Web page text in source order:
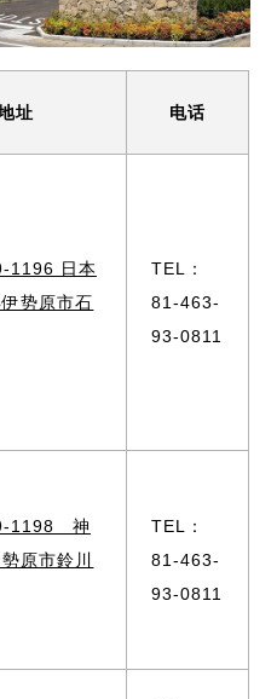
址 电话
1196 日本
势原市石
TEL：
81-463-
93-0811
1198 神
原市鈴川
TEL：
81-463-
93-0811